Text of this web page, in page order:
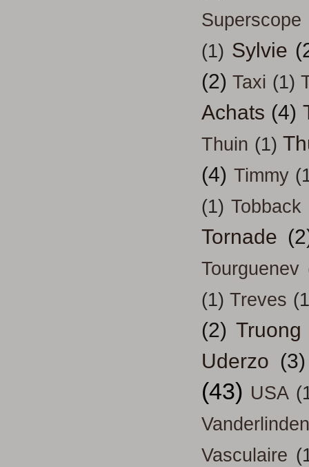
Superscope
(1) Sylvie
(2) Taxi (1)
Achats (4)
Thuin (1)
(4) Timmy
(1) Tobback
Tornade
Tourguenev
(1) Treves
(2) Truong
Uderzo (3)
(43) USA
Vanderlinden
Vasculaire